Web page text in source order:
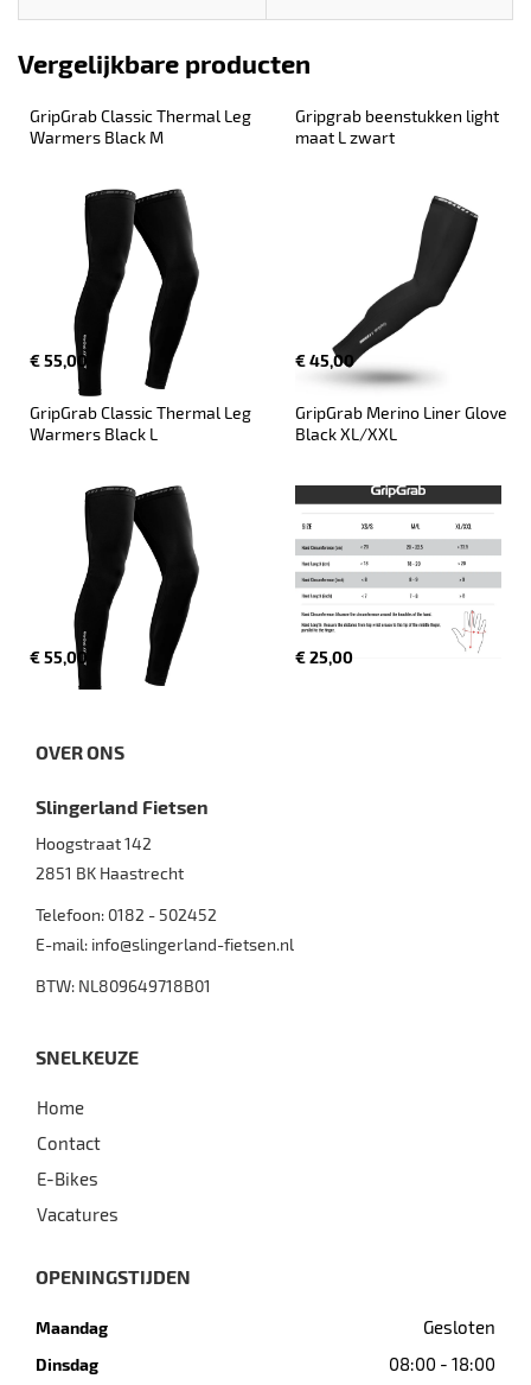
Vergelijkbare producten
GripGrab Classic Thermal Leg
Warmers Black M
€ 55,00
Gripgrab beenstukken light
maat L zwart
€ 45,00
GripGrab Classic Thermal Leg
Warmers Black L
€ 55,00
GripGrab Merino Liner Glove
Black XL/XXL
€ 25,00
OVER ONS
Slingerland Fietsen
Hoogstraat 142
2851 BK Haastrecht
Telefoon: 0182 - 502452
E-mail: info@slingerland-fietsen.nl
BTW: NL809649718B01
SNELKEUZE
Home
Contact
E-Bikes
Vacatures
OPENINGSTIJDEN
Maandag Gesloten
Dinsdag 08:00 - 18:00